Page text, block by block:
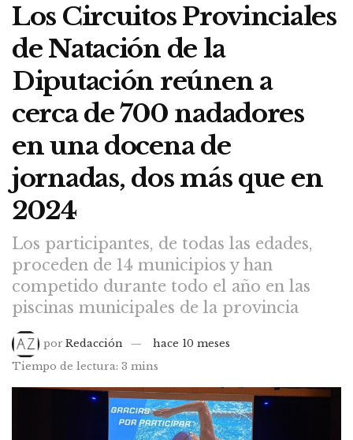
Los Circuitos Provinciales
de Natación de la
Diputación reúnen a
cerca de 700 nadadores
en una docena de
jornadas, dos más que en
2024
Los participantes, de todas las edades,
proceden de 14 municipios y han
competido durante todo el año en las
piscinas municipales de la provincia
por Redacción
hace 10 meses
Tiempo de lectura: 3 mins